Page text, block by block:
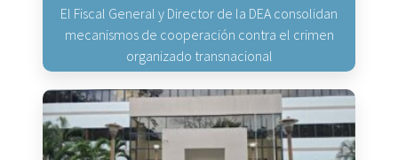
El Fiscal General y Director de la DEA consolidan
mecanismos de cooperación contra el crimen
organizado transnacional